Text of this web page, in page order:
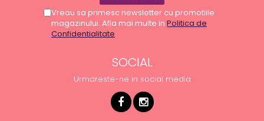
Vreau sa primesc newsletter cu promotiile
magazinului. Afla mai multe in Politica de
Confidentialitate
SOCIAL
Urmareste-ne in social media